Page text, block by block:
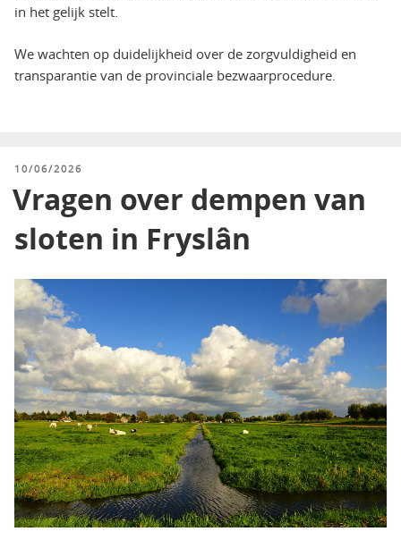
in het gelijk stelt.
We wachten op duidelijkheid over de zorgvuldigheid en
transparantie van de provinciale bezwaarprocedure.
GEPLAATST
10/06/2026
Vragen over dempen van
sloten in Fryslân